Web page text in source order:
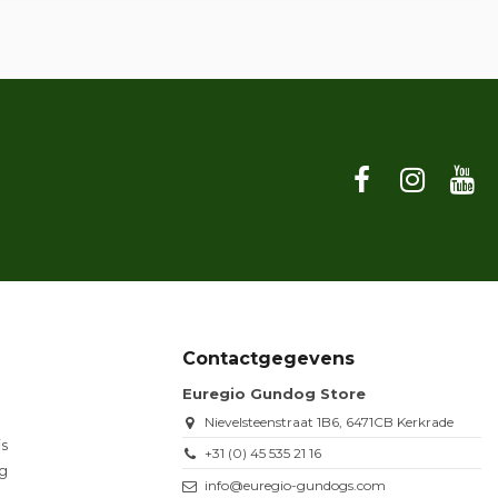
Contactgegevens
Euregio Gundog Store
Nievelsteenstraat 1B6, 6471CB Kerkrade
+31 (0) 45 535 21 16
info@euregio-gundogs.com